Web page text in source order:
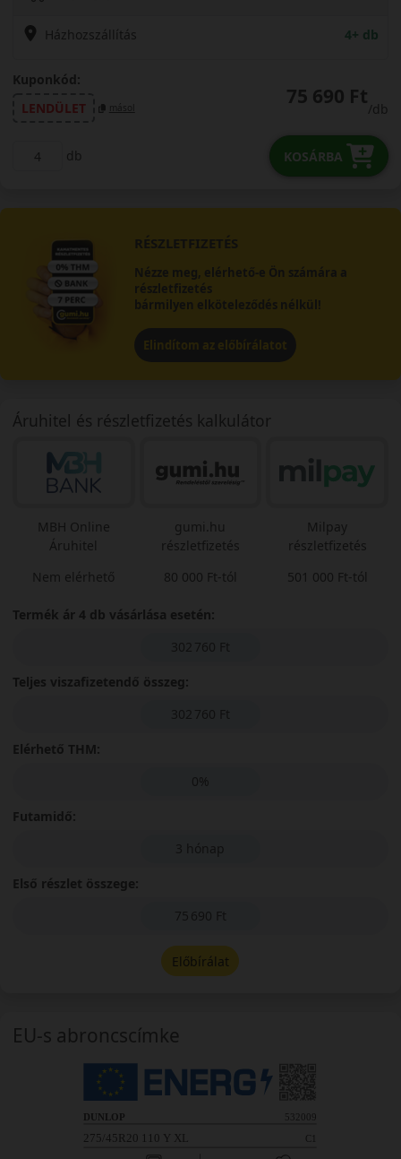
Házhozszállítás 4+ db
Kuponkód:
LENDÜLET
másol 75 690 Ft
/db
db KOSÁRBA
RÉSZLETFIZETÉS
Nézze meg, elérhető-e Ön számára a
részletfizetés
bármilyen elköteleződés nélkül!
Elindítom az előbírálatot
Áruhitel és részletfizetés kalkulátor
MBH Online
Áruhitel
Nem elérhető
gumi.hu
részletfizetés
80 000 Ft-tól
Milpay
részletfizetés
501 000 Ft-tól
Termék ár 4 db vásárlása esetén:
302 760 Ft
Teljes viszafizetendő összeg:
302 760 Ft
Elérhető THM:
0%
Futamidő:
3 hónap
Első részlet összege:
75 690 Ft
Előbírálat
EU-s abroncscímke